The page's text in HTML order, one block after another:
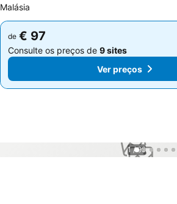
Malásia
de € 97
Consulte os preços de 9 sites
Ver preços
de € 97
Consulte os preços de 9 sites
Ver preços
1 / 99